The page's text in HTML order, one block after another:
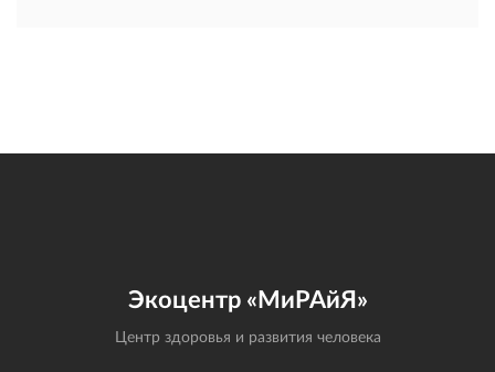
Экоцентр «МиРАйЯ»
Центр здоровья и развития человека